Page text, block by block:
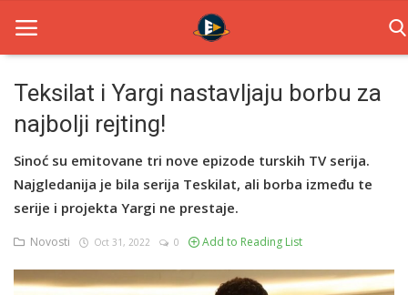
Home
Novosti
TV Serije
Filmovi
Glumci
Teksilat i Yargi nastavljaju borbu za
najbolji rejting!
Sinoć su emitovane tri nove epizode turskih TV serija.
Najgledanija je bila serija Teskilat, ali borba između te
serije i projekta Yargi ne prestaje.
Novosti Oct 31, 2022 0 Add to Reading List